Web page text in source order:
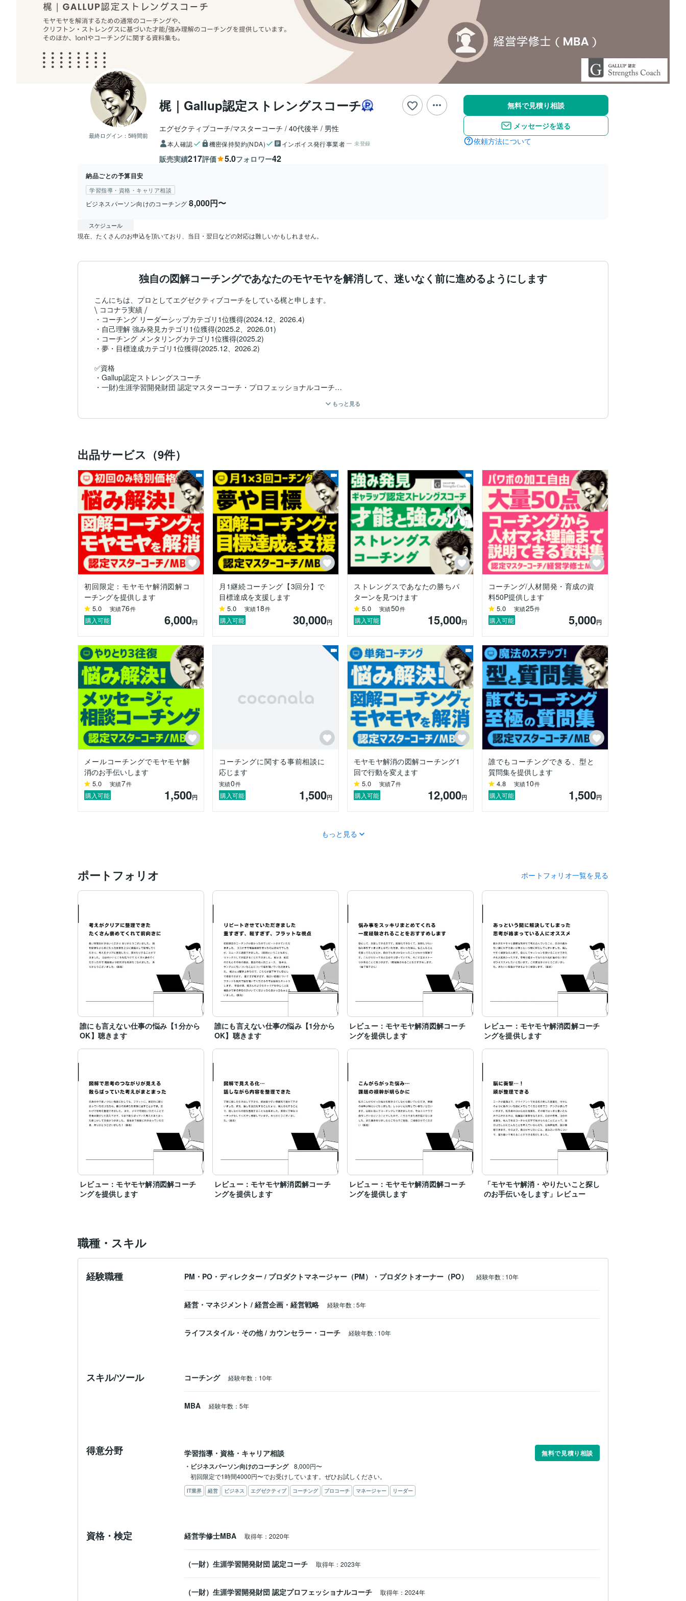
最終ログイン： 5時間前
梶｜Gallup認定ストレングスコーチ
エグゼクティブコーチ/マスターコーチ 40代後半 男性
本人確認 機密保持契約(NDA) インボイス発行事業者 未登録
販売実績217評価 5.0フォロワー42
無料で見積り相談
メッセージを送る
依頼方法について
納品ごとの予算目安
学習指導・資格・キャリア相談
ビジネスパーソン向けのコーチング 8,000円〜
スケジュール
現在、たくさんのお申込を頂いており、当日・翌日などの対応は難しいかもしれません。
独自の図解コーチングであなたのモヤモヤを解消して、迷いなく前に進めるようにします
こんにちは、プロとしてエグゼクティブコーチをしている梶と申します。
⧹ ココナラ実績 ⧸
・コーチング リーダーシップカテゴリ1位獲得(2024.12、2026.4)
・自己理解 強み発見カテゴリ1位獲得(2025.2、2026.01)
・コーチング メンタリングカテゴリ1位獲得(2025.2)
・夢・目標達成カテゴリ1位獲得(2025.12、2026.2)
✅資格
・Gallup認定ストレングスコーチ
・一財)生涯学習開発財団 認定マスターコーチ・プロフェッショナルコーチ
主にビジネスパーソン向けに独自の「図解」を用いたコーチングを提供し、これまでに経営者や管理職を中心としたエグゼクティブ200名以上のクライア
めてみました。
✅主な提供サービス
①モヤモヤがスッキリして課題が明らかになる「思考図解コーチング」
私のコーチングは、あなたの話を丁寧に聞き、リアルタイムで画面共有しながら図解を作成する独自のスタイルです。この視覚的なアプローチによって、
思考が整理され、課題が明確になります。
モヤモヤがあると、脳は不確実性を嫌い行動を起こしづらくなります。行動ができないと、成長や変化は訪れません。まずはモヤモヤをクリアにして、迷
いなく前に進める状態にする必要があります。
クライアントからの声はレビューをご覧ください。モヤモヤしている方にはぜひ一度お試しいただきたいコーチングです。
＜相談テーマの例＞
└転職をするべきかどうか悩んでいる
└やりたいことが何なのかわからなくなってしまった
└職場の上司とどうしてもうまくいかないが仕事は辞めたくない
└キャリアアップしていきたいが何からどうすれば良いかわからない　などなど
②クリフトン・ストレングスに基づく「才能・強み理解コーチング」
Gallup社によるクリフトン・ストレングス（ストレングス・ファインダー）に基づき、あなただけの才能・強みを明確化して、勝ちパターンを作り上げる
コーチングも提供しています。詳細は出品サービスをご覧ください。
✅仕事で結果を出したいビジネスパーソンへ
本業では事業部の部門責任者をしています。
小さなコーチングが大きな変化を生む瞬間を何度も目の当たりにしてきました。そして「一人でも多くのビジネスパーソンを前向きにしたい」という志で
コーチングを提供しています（有償500時間以上、今年PCCトライ予定）。モヤモヤが晴れ、前向きに仕事に臨めるようになると自然と成長していくこと
ができます。そんな成長する姿を見るのが大好きです。
自分の中にあるモヤモヤを解消し、前向きに一歩を踏み出すために、ぜひ私のコーチングをお試しください。
※サービス価格は繁忙状況により上下します
もっと見る
出品サービス（9件）
初回限定：モヤモヤ解消図解コ
ーチングを提供します
5.0 実績76件
購入可能 6,000円
月1継続コーチング【3回分】で
目標達成を支援します
5.0 実績18件
購入可能 30,000円
ストレングスであなたの勝ちパ
ターンを見つけます
5.0 実績50件
購入可能 15,000円
コーチング/人材開発・育成の資
料50P提供します
5.0 実績25件
購入可能 5,000円
メールコーチングでモヤモヤ解
消のお手伝いします
5.0 実績7件
購入可能 1,500円
コーチングに関する事前相談に
応じます
実績0件
購入可能 1,500円
モヤモヤ解消の図解コーチング1
回で行動を変えます
5.0 実績7件
購入可能 12,000円
誰でもコーチングできる、型と
質問集を提供します
4.8 実績10件
購入可能 1,500円
もっと見る
ポートフォリオ ポートフォリオ一覧を見る
誰にも言えない仕事の悩み【1分から
OK】聴きます
誰にも言えない仕事の悩み【1分から
OK】聴きます
レビュー：モヤモヤ解消図解コーチ
ングを提供します
レビュー：モヤモヤ解消図解コーチ
ングを提供します
レビュー：モヤモヤ解消図解コーチ
ングを提供します
レビュー：モヤモヤ解消図解コーチ
ングを提供します
レビュー：モヤモヤ解消図解コーチ
ングを提供します
「モヤモヤ解消・やりたいこと探し
のお手伝いをします」レビュー
職種・スキル
経験職種 PM・PO・ディレクター / プロダクトマネージャー（PM）・プロダクトオーナー（PO） 経験年数 : 10年
経営・マネジメント / 経営企画・経営戦略 経験年数 :5年
ライフスタイル・その他 / カウンセラー・コーチ 経験年数 : 10年
スキル/ツール コーチング 経験年数：10年
MBA 経験年数：5年
得意分野 学習指導・資格・キャリア相談
無料で見積り相談
・ビジネスパーソン向けのコーチング
8,000円〜
初回限定で1時間4000円〜でお受けしています。ぜひお試しください。
IT業界 経営 ビジネス エグゼクティブ コーチング プロコーチ マネージャー リーダー
資格・検定 経営学修士MBA 取得年：2020年
（一財）生涯学習開発財団 認定コーチ 取得年：2023年
（一財）生涯学習開発財団 認定プロフェッショナルコーチ 取得年：2024年